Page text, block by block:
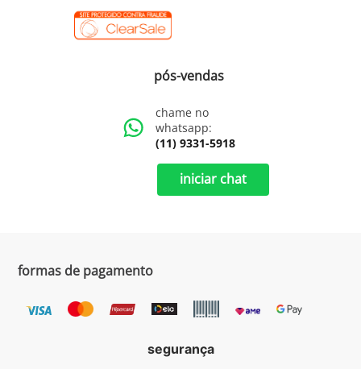
pós-vendas
chame no
whatsapp:
(11) 9331-5918
iniciar chat
formas de pagamento
segurança